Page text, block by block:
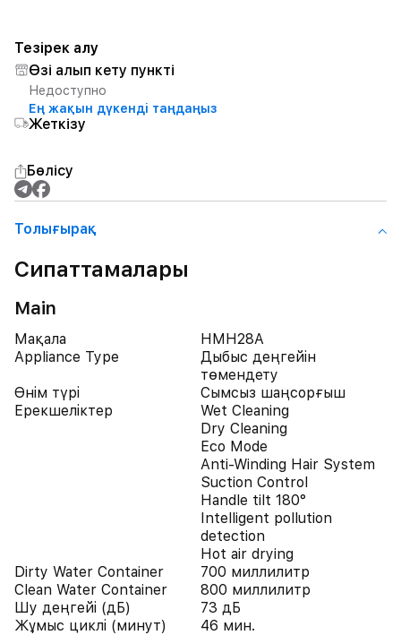
Тезірек алу
Өзі алып кету пункті
Недоступно
Ең жақын дүкенді таңдаңыз
Жеткізу
Бөлісу
Толығырақ
Сипаттамалары
Main
Мақала
HMH28A
Appliance Type
Дыбыс деңгейін
төмендету
Өнім түрі
Сымсыз шаңсорғыш
Ерекшеліктер
Wet Cleaning
Dry Cleaning
Eco Mode
Anti-Winding Hair System
Suction Control
Handle tilt 180°
Intelligent pollution
detection
Hot air drying
Dirty Water Container
700 миллилитр
Clean Water Container
800 миллилитр
Шу деңгейі (дБ)
73 дБ
Жұмыс циклі (минут)
46 мин.